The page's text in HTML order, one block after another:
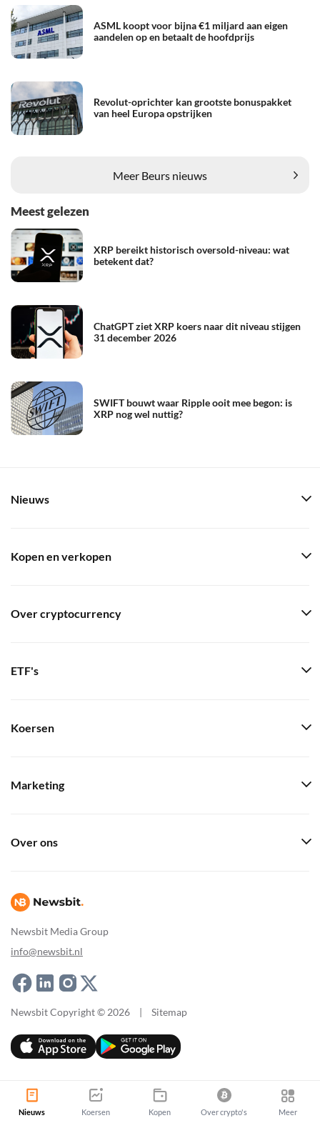
ASML koopt voor bijna €1 miljard aan eigen
aandelen op en betaalt de hoofdprijs
Revolut-oprichter kan grootste bonuspakket
van heel Europa opstrijken
Meer Beurs nieuws
Meest gelezen
XRP bereikt historisch oversold-niveau: wat
betekent dat?
ChatGPT ziet XRP koers naar dit niveau stijgen
31 december 2026
SWIFT bouwt waar Ripple ooit mee begon: is
XRP nog wel nuttig?
Newsbit Media Group
info@newsbit.nl
Nieuws
Kopen en verkopen
Over cryptocurrency
ETF's
Koersen
Marketing
Over ons
Newsbit Copyright © 2026 | Sitemap
Nieuws Koersen Kopen Over crypto's Meer